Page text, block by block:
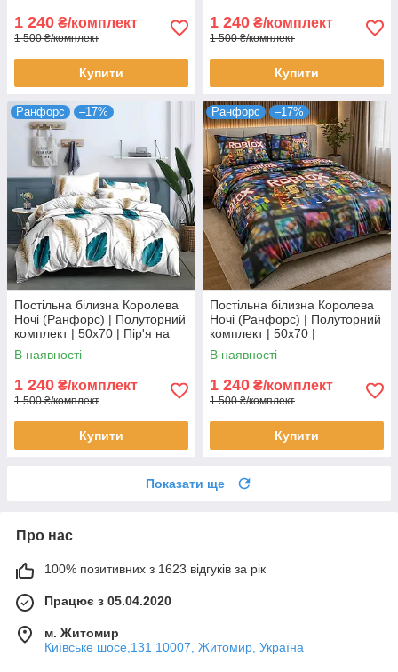
1 240 ₴/комплект
1 500 ₴/комплект
Купити
1 240 ₴/комплект
1 500 ₴/комплект
Купити
Ранфорс –17%
Постільна білизна Королева
Ночі (Ранфорс) | Полуторний
комплект | 50х70 | Пір'я на
білому
В наявності
1 240 ₴/комплект
1 500 ₴/комплект
Купити
Ранфорс –17%
Постільна білизна Королева
Ночі (Ранфорс) | Полуторний
комплект | 50х70 |
Різнокольоровий roblox
В наявності
1 240 ₴/комплект
1 500 ₴/комплект
Купити
Показати ще
Про нас
100% позитивних з 1623 відгуків за рік
Працює з 05.04.2020
м. Житомир
Київське шосе,131 10007, Житомир, Україна